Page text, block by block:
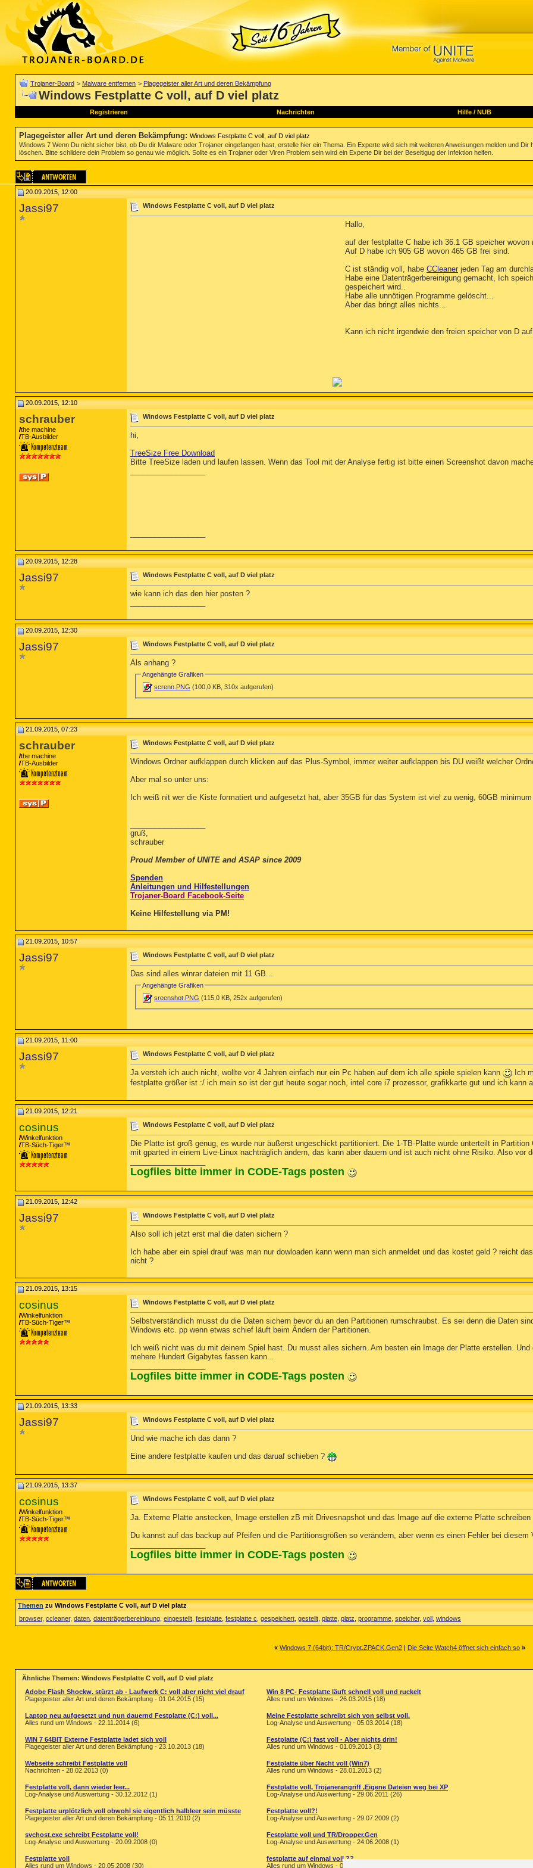
Trojaner-Board > Malware entfernen > Plagegeister aller Art und deren Bekämpfung
Windows Festplatte C voll, auf D viel platz
Registrieren Nachrichten Hilfe/ NUB
Plagegeister aller Art und deren Bekämpfung: Windows Festplatte C voll, auf D viel platz
Windows 7 Wenn Du nicht sicher bist, ob Du dir Malware oder Trojaner eingefangen hast, erstelle hier ein Thema. Ein Experte wird sich mit weiteren Anweisungen melden und
löschen. Bitte schildere dein Problem so genau wie möglich. Sollte es ein Trojaner oder Viren Problem sein wird ein Experte Dir bei der Beseitigug der Infektion helfen.
20.09.2015, 12:00
Jassi97 Windows Festplatte C voll, auf D viel platz
Hallo,
auf der festplatte C habe ich 36.1 GB speicher wovon
Auf D habe ich 905 GB wovon 465 GB frei sind.
C ist ständig voll, habe CCleaner jeden Tag am
Habe eine Datenträgerbereinigung gemacht, Ich
gespeichert wird..
Habe alle unnötigen Programme gelöscht...
Aber das bringt alles nichts...
Kann ich nicht irgendwie den freien speicher von D
20.09.2015, 12:10
schrauber
the machine
TB-Ausbilder
Windows Festplatte C voll, auf D viel platz
hi,
TreeSize Free Download
Bitte TreeSize laden und laufen lassen. Wenn das Tool mit der Analyse fertig ist bitte einen Screenshot davon
20.09.2015, 12:28
Jassi97 Windows Festplatte C voll, auf D viel platz
wie kann ich das den hier posten ?
20.09.2015, 12:30
Jassi97 Windows Festplatte C voll, auf D viel platz
Als anhang ?
Angehängte Grafiken
screnn.PNG (100,0 KB, 310x aufgerufen)
21.09.2015, 07:23
schrauber
the machine
TB-Ausbilder
Windows Festplatte C voll, auf D viel platz
Windows Ordner aufklappen durch klicken auf das Plus-Symbol, immer weiter aufklappen bis DU weißt welcher
Aber mal so unter uns:
Ich weiß nit wer die Kiste formatiert und aufgesetzt hat, aber 35GB für das System ist viel zu wenig, 60GB
gruß,
schrauber
Proud Member of UNITE and ASAP since 2009
Spenden
Anleitungen und Hilfestellungen
Trojaner-Board Facebook-Seite
Keine Hilfestellung via PM!
21.09.2015, 10:57
Jassi97 Windows Festplatte C voll, auf D viel platz
Das sind alles winrar dateien mit 11 GB...
Angehängte Grafiken
sreenshot.PNG (115,0 KB, 252x aufgerufen)
21.09.2015, 11:00
Jassi97 Windows Festplatte C voll, auf D viel platz
Ja versteh ich auch nicht, wollte vor 4 Jahren einfach nur ein Pc haben auf dem ich alle spiele spielen kann
Ich
festplatte größer ist :/ ich mein so ist der gut heute sogar noch, intel core i7 prozessor, grafikkarte gut und ich kann
21.09.2015, 12:21
cosinus
Winkelfunktion
TB-Süch-Tiger™
Windows Festplatte C voll, auf D viel platz
Die Platte ist groß genug, es wurde nur äußerst ungeschickt partitioniert. Die 1-TB-Platte wurde unterteilt in
mit gparted in einem Live-Linux nachträglich ändern, das kann aber dauern und ist auch nicht ohne Risiko. Also vor
Logfiles bitte immer in CODE-Tags posten
21.09.2015, 12:42
Jassi97 Windows Festplatte C voll, auf D viel platz
Also soll ich jetzt erst mal die daten sichern ?
Ich habe aber ein spiel drauf was man nur dowloaden kann wenn man sich anmeldet und das kostet geld ? reicht
nicht ?
21.09.2015, 13:15
cosinus
Winkelfunktion
TB-Süch-Tiger™
Windows Festplatte C voll, auf D viel platz
Selbstverständlich musst du die Daten sichern bevor du an den Partitionen rumschraubst. Es sei denn die Daten
Windows etc. pp wenn etwas schief läuft beim Ändern der Partitionen.
Ich weiß nicht was du mit deinem Spiel hast. Du musst alles sichern. Am besten ein Image der Platte erstellen.
mehere Hundert Gigabytes fassen kann...
Logfiles bitte immer in CODE-Tags posten
21.09.2015, 13:33
Jassi97 Windows Festplatte C voll, auf D viel platz
Und wie mache ich das dann ?
Eine andere festplatte kaufen und das daruaf schieben ?
21.09.2015, 13:37
cosinus
Winkelfunktion
TB-Süch-Tiger™
Windows Festplatte C voll, auf D viel platz
Ja. Externe Platte anstecken, Image erstellen zB mit Drivesnapshot und das Image auf die externe Platte schreiben
Du kannst auf das backup auf Pfeifen und die Partitionsgrößen so verändern, aber wenn es einen Fehler bei diesem
Logfiles bitte immer in CODE-Tags posten
Themenzu Windows Festplatte C voll, auf D viel platz
browser, ccleaner, daten datenträgerbereinigung eingestellt festplatte festplatte c gespeichert gestellt platte platz programme speicher, voll windows
« Windows 7 (64bit): TR/Crypt.ZPACK.Gen2 | Die Seite Watch4 öffnet sich einfach so »
Ähnliche Themen: Windows Festplatte C voll, auf D viel platz
Adobe Flash Shockw. stürzt ab - Laufwerk C: voll aber nicht viel drauf
Plagegeister aller Art und deren Bekämpfung - 01.04.2015 (15)
Win 8 PC- Festplatte läuft schnell voll und ruckelt
Alles rund um Windows - 26.03.2015 (18)
Laptop neu aufgesetzt und nun dauernd Festplatte (C:) voll...
Alles rund um Windows - 22.11.2014 (6)
Meine Festplatte schreibt sich von selbst voll.
Log-Analyse und Auswertung - 05.03.2014 (18)
WIN 7 64BIT Externe Festplatte ladet sich voll
Plagegeister aller Art und deren Bekämpfung - 23.10.2013 (18)
Festplatte (C:) fast voll - Aber nichts drin!
Alles rund um Windows - 01.09.2013 (3)
Webseite schreibt Festplatte voll
Nachrichten - 28.02.2013 (0)
Festplatte über Nacht voll (Win7)
Alles rund um Windows - 28.01.2013 (2)
Festplatte voll, dann wieder leer...
Log-Analyse und Auswertung - 30.12.2012 (1)
Festplatte voll, Trojanerangriff ,Eigene Dateien weg bei XP
Log-Analyse und Auswertung - 29.06.2011 (26)
Festplatte urplötzlich voll obwohl sie eigentlich halbleer sein müsste
Plagegeister aller Art und deren Bekämpfung - 05.11.2010 (2)
Festplatte voll?!
Log-Analyse und Auswertung - 29.07.2009 (2)
svchost.exe schreibt Festplatte voll!
Log-Analyse und Auswertung - 20.09.2008 (0)
Festplatte voll und TR/Dropper.Gen
Log-Analyse und Auswertung - 24.06.2008 (1)
Festplatte voll
Alles rund um Windows - 20.05.2008 (30)
festplatte auf einmal voll ??
Alles rund um Windows - 07.04.2005 (11)